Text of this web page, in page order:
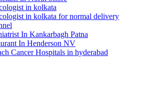
in kolkata
in kolkata for normal delivery
In Kankarbagh Patna
In Henderson NV
Cancer Hospitals in hyderabad